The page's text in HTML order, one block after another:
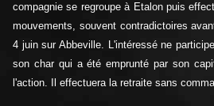
compagnie se regroupe à Etalon puis
mouvements, souvent contradictoires
4 juin sur Abbeville. L'intéressé ne
son char qui a été emprunté par son
l'action. Il effectuera la retraite sans